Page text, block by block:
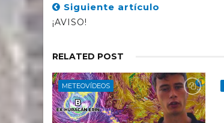
Siguiente artículo
¡AVISO!
RELATED POST
METEOVÍDEOS